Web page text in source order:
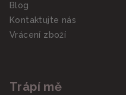
Blog
Kontaktujte nás
Vrácení zboží
Trápí mě